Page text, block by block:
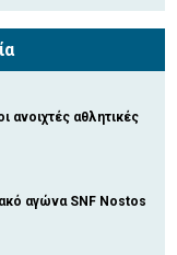
αθλητικές
αγώνα SNF Nostos